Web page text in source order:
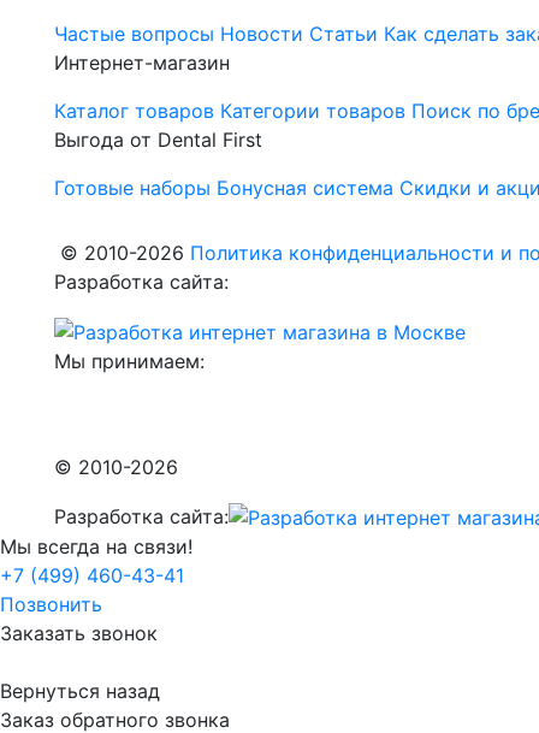
Частые вопросы Новости Статьи Как сделать
Интернет-магазин
Каталог товаров Категории товаров Поиск по
Выгода от Dental First
Готовые наборы Бонусная система Скидки и
© 2010-2026 Политика конфиденциальности и
Разработка сайта:
Мы принимаем:
© 2010-2026
Разработка сайта:
Мы всегда на связи!
+7 (499) 460-43-41
Позвонить
Заказать звонок
Вернуться назад
Заказ обратного звонка